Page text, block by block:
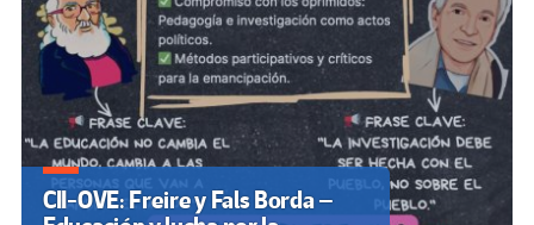
CII-OVE: Freire y Fals Borda –